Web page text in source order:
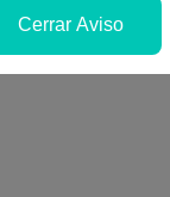
Cerrar Aviso